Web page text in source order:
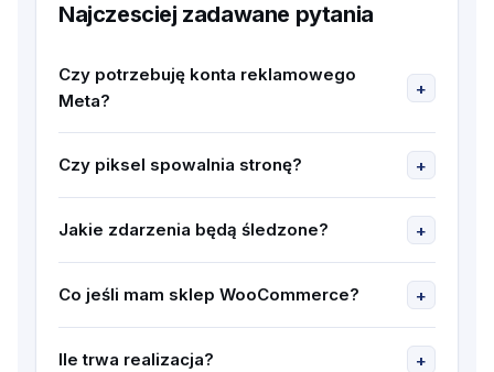
Najczesciej zadawane pytania
Czy potrzebuję konta reklamowego
Meta?
+
Tak — potrzebujemy dostępu do Twojego
Menedżera Reklam.
Czy piksel spowalnia stronę?
+
Nie w sposób odczuwalny — to lekki skrypt który
ładuje się asynchronicznie.
Jakie zdarzenia będą śledzone?
+
Dostosowujemy do Twojej strony — wyświetlenie
strony, formularz kontaktowy, zakup i inne.
Co jeśli mam sklep WooCommerce?
+
Konfigurujemy dodatkowe zdarzenia e-
commerce — wyświetlenie produktu, dodanie do
Ile trwa realizacja?
+